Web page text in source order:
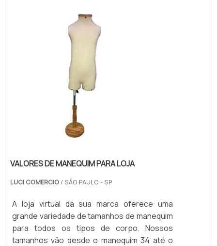
VALORES DE MANEQUIM PARA LOJA
LUCI COMERCIO / SÃO PAULO - SP
A loja virtual da sua marca oferece uma
grande variedade de tamanhos de manequim
para todos os tipos de corpo. Nossos
tamanhos vão desde o manequim 34 até o